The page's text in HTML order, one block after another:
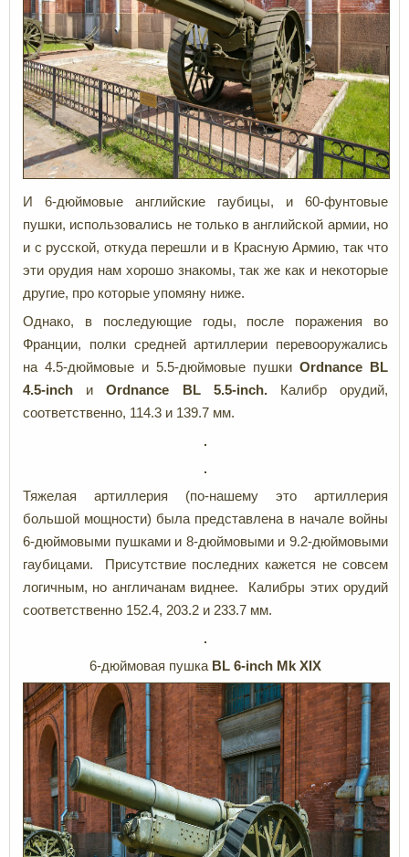
И 6-дюймовые английские гаубицы, и 60-фунтовые
пушки, использовались не только в английской армии, но
и с русской, откуда перешли и в Красную Армию, так что
эти орудия нам хорошо знакомы, так же как и некоторые
другие, про которые упомяну ниже.
Однако, в последующие годы, после поражения во
Франции, полки средней артиллерии перевооружались
на 4.5-дюймовые и 5.5-дюймовые пушки Ordnance
BL
4.5-inch иOrdnance BL 5.5-inch.
Калибр орудий,
соответственно, 114.3 и 139.7 мм.
Тяжелая артиллерия (по-нашему это артиллерия
большой мощности) была представлена в начале войны
6-дюймовыми пушками и 8-дюймовыми и 9.2-дюймовыми
гаубицами. Присутствие последних кажется не совсем
логичным, но англичанам виднее. Калибры этих орудий
соответственно 152.4, 203.2 и 233.7 мм.
6-дюймовая пушка BL 6-inch Mk XIX